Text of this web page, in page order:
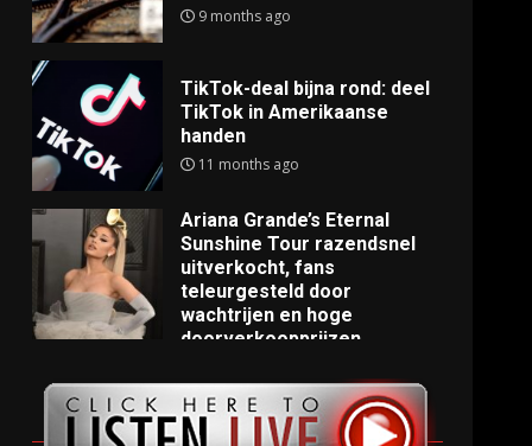
9 months ago
TikTok-deal bijna rond: deel
TikTok in Amerikaanse
handen
11 months ago
Ariana Grande’s Eternal
Sunshine Tour razendsnel
uitverkocht, fans
teleurgesteld door
wachtrijen en hoge
doorverkoopprijzen